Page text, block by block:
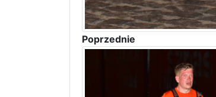
Poprzednie